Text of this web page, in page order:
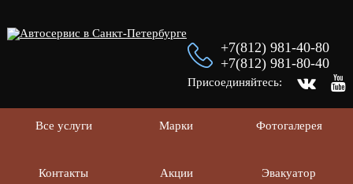
+7(812) 981-40-80
+7(812) 981-80-40
Присоединяйтесь:
Все услуги Марки Фотогалерея
Контакты Акции Эвакуатор